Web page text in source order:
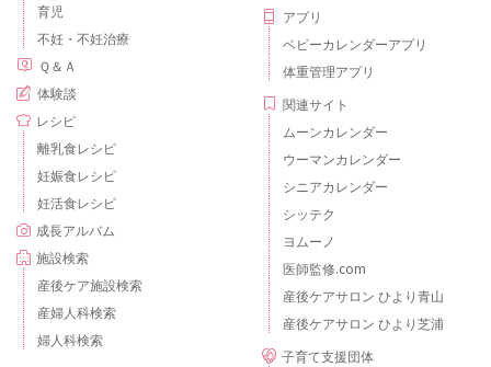
育児
不妊・不妊治療
Ｑ＆Ａ
体験談
レシピ
離乳食レシピ
妊娠食レシピ
妊活食レシピ
成長アルバム
施設検索
産後ケア施設検索
産婦人科検索
婦人科検索
アプリ
ベビーカレンダーアプリ
体重管理アプリ
関連サイト
ムーンカレンダー
ウーマンカレンダー
シニアカレンダー
シッテク
ヨムーノ
医師監修.com
産後ケアサロン ひより青山
産後ケアサロン ひより芝浦
子育て支援団体